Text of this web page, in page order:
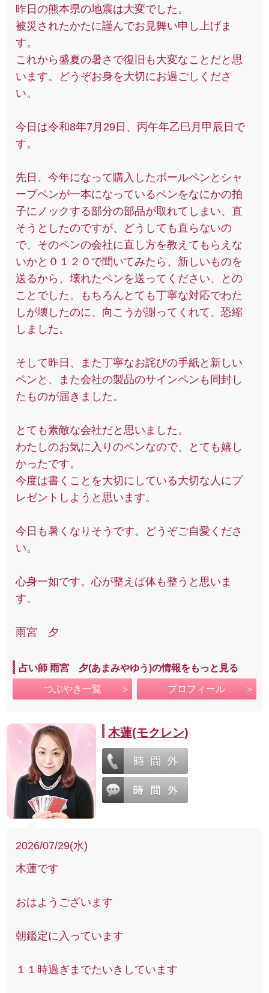
昨日の熊本県の地震は大変でした。
被災されたかたに謹んでお見舞い申し上げま
す。
これから盛夏の暑さで復旧も大変なことだと思
います。どうぞお身を大切にお過ごしくださ
い。
今日は令和8年7月29日、丙午年乙巳月甲辰日で
す。
先日、今年になって購入したボールペンとシャ
ープペンが一本になっているペンをなにかの拍
子にノックする部分の部品が取れてしまい、直
そうとしたのですが、どうしても直らないの
で、そのペンの会社に直し方を教えてもらえな
いかと０１２０で聞いてみたら、新しいものを
送るから、壊れたペンを送ってください、との
ことでした。もちろんとても丁寧な対応でわた
しが壊したのに、向こうが謝ってくれて、恐縮
しました。
そして昨日、また丁寧なお詫びの手紙と新しい
ペンと、また会社の製品のサインペンも同封し
たものが届きました。
とても素敵な会社だと思いました。
わたしのお気に入りのペンなので、とても嬉し
かったです。
今度は書くことを大切にしている大切な人にプ
レゼントしようと思います。
今日も暑くなりそうです。どうぞご自愛くださ
い。
心身一如です。心が整えば体も整うと思いま
す。
雨宮 夕
占い師 雨宮 夕(あまみやゆう)の情報をもっと見る
つぶやき一覧 プロフィール
木蓮(モクレン)
2026/07/29(水)
木蓮です
おはようございます
朝鑑定に入っています
１１時過ぎまでたいきしています